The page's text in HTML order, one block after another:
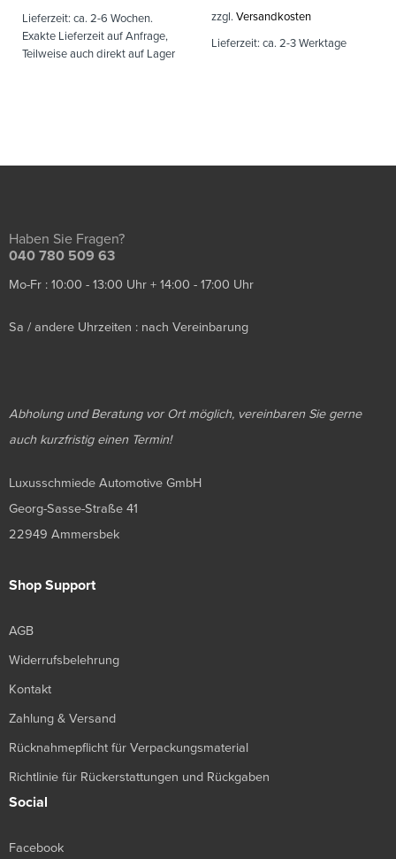
Lieferzeit: ca. 2-6 Wochen.
Exakte Lieferzeit auf Anfrage,
Teilweise auch direkt auf Lager
zzgl. Versandkosten
Lieferzeit: ca. 2-3 Werktage
Haben Sie Fragen?
040 780 509 63
Mo-Fr : 10:00 - 13:00 Uhr + 14:00 - 17:00 Uhr
Sa / andere Uhrzeiten : nach Vereinbarung
Abholung und Beratung vor Ort möglich, vereinbaren Sie gerne
auch kurzfristig einen Termin!
Luxusschmiede Automotive GmbH
Georg-Sasse-Straße 41
22949 Ammersbek
Shop Support
AGB
Widerrufsbelehrung
Kontakt
Zahlung & Versand
Rücknahmepflicht für Verpackungsmaterial
Richtlinie für Rückerstattungen und Rückgaben
Social
Facebook